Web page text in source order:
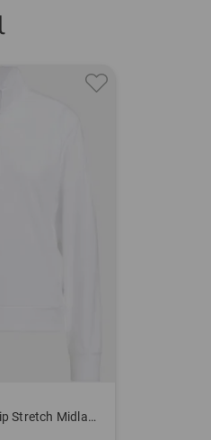
Ultimate365 Half-Zip Stretch Midlayer